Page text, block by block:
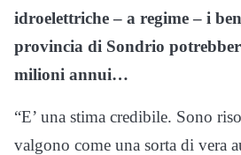
idroelettriche – a regime – i
provincia di Sondrio
milioni annui…
“E’ una stima credibile. Sono
valgono come una sorta di vera